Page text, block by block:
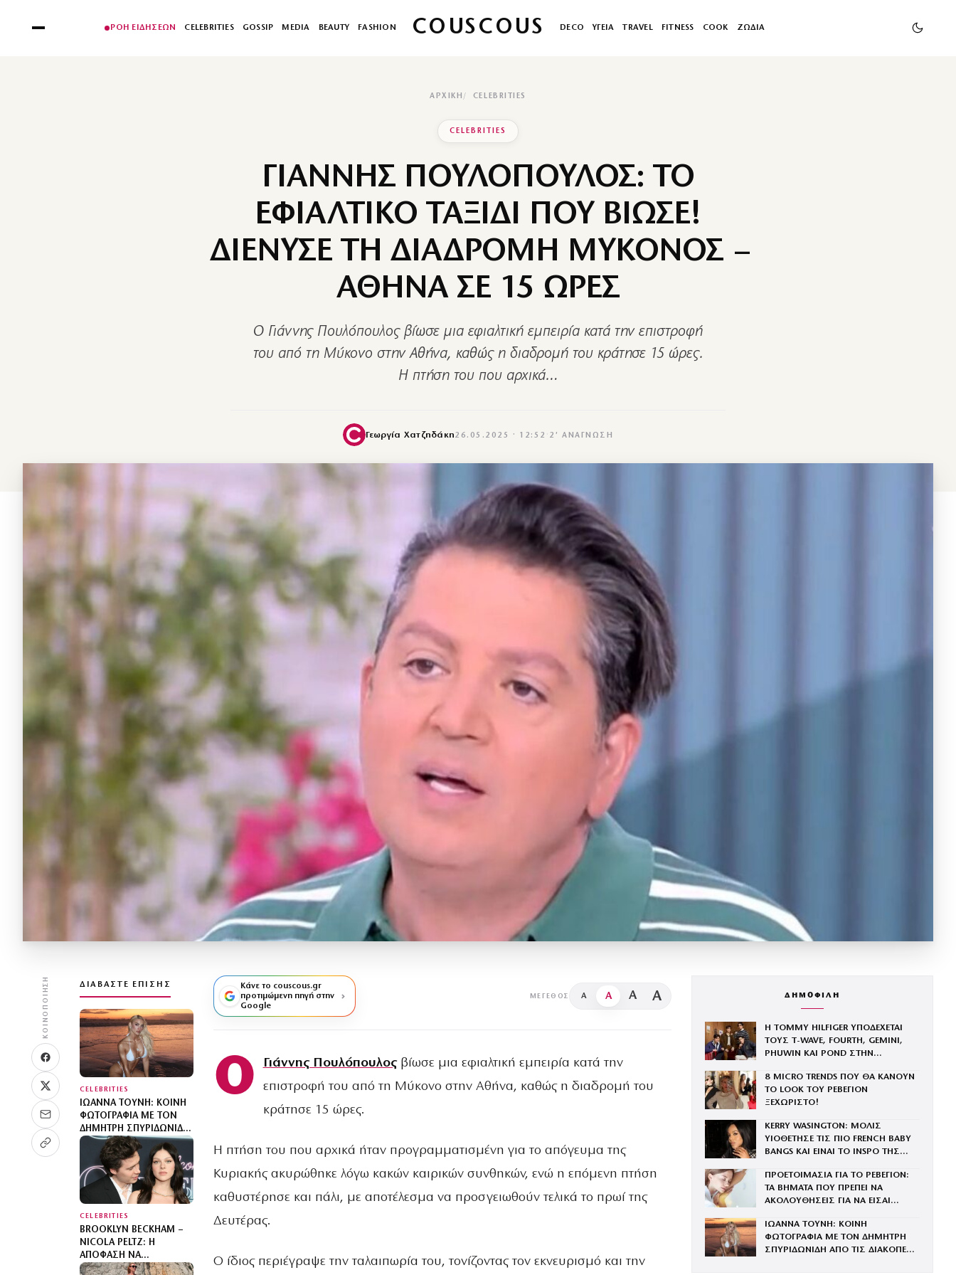
ΡΟΗ ΕΙΔΗΣΕΩΝ CELEBRITIES GOSSIP MEDIA BEAUTY FASHION COUSCOUS DECO ΥΓΕΙΑ TRAVEL FITNESS COOK ΖΩΔΙΑ
ΑΡΧΙΚΉ CELEBRITIES
CELEBRITIES
ΓΙΑΝΝΗΣ ΠΟΥΛΟΠΟΥΛΟΣ: ΤΟ
ΕΦΙΑΛΤΙΚΟ ΤΑΞΙΔΙ ΠΟΥ ΒΙΩΣΕ!
ΔΙΕΝΥΣΕ ΤΗ ΔΙΑΔΡΟΜΗ ΜΥΚΟΝΟΣ –
ΑΘΗΝΑ ΣΕ 15 ΩΡΕΣ
Ο Γιάννης Πουλόπουλος βίωσε μια εφιαλτική εμπειρία κατά την επιστροφή
του από τη Μύκονο στην Αθήνα, καθώς η διαδρομή του κράτησε 15 ώρες.
Η πτήση του που αρχικά…
Γεωργία Χατζηδάκη26.05.2025 · 12:52 · 2′ ΑΝΆΓΝΩΣΗ
ΚΟΙΝΟΠΟΊΗΣΗ ΔΙΑΒΆΣΤΕ ΕΠΊΣΗΣ
CELEBRITIES
ΙΩΆΝΝΑ ΤΟΎΝΗ: ΚΟΙΝΉ
ΦΩΤΟΓΡΑΦΊΑ ΜΕ ΤΟΝ
ΔΗΜΉΤΡΗ ΣΠΥΡΙΔΩΝΊΔΗ
ΑΠΌ ΤΙΣ ΔΙΑΚΟΠΈΣ ΤΟΥΣ
ΣΤΗΝ ΊΜΠΙΖΑ
CELEBRITIES
BROOKLYN BECKHAM –
NICOLA PELTZ: Η
ΑΠΌΦΑΣΗ ΝΑ
ΓΙΟΡΤΆΖΟΥΝ ΩΣ
Κάνε το couscous.gr
προτιμώμενη πηγή στην
Google
ΜΈΓΕΘΟΣ A A A A
Ο Γιάννης Πουλόπουλοςβίωσε μια εφιαλτική εμπειρία κατά την
επιστροφή του από τη Μύκονο στην Αθήνα, καθώς η διαδρομή του
κράτησε 15 ώρες.
Η πτήση του που αρχικά ήταν προγραμματισμένη για το απόγευμα της
Κυριακής ακυρώθηκε λόγω κακών καιρικών συνθηκών, ενώ η επόμενη πτήση
καθυστέρησε και πάλι, με αποτέλεσμα να προσγειωθούν τελικά το πρωί της
Δευτέρας.
Ο ίδιος περιέγραψε την ταλαιπωρία του, τονίζοντας τον εκνευρισμό και την
ΔΗΜΟΦΙΛΗ
Η TOMMY HILFIGER ΥΠΟΔΕΧΕΤΑΙ
ΤΟΥΣ Τ-WAVE, FOURTH, GEMINI,
PHUWIN ΚΑΙ POND ΣΤΗΝ
8 MICRO TRENDS ΠΟΥ ΘΑ ΚΑΝΟΥΝ
ΤΟ LOOK ΤΟΥ ΡΕΒΕΓΙΟΝ
ΞΕΧΩΡΙΣΤΟ!
KERRY WASINGTON: ΜΟΛΙΣ
ΥΙΟΘΕΤΗΣΕ ΤΙΣ ΠΙΟ FRENCH BABY
BANGS ΚΑΙ ΕΙΝΑΙ ΤΟ INSPO ΤΗΣ
ΠΡΟΕΤΟΙΜΑΣΙΑ ΓΙΑ ΤΟ ΡΕΒΕΓΙΟΝ:
ΤΑ ΒΗΜΑΤΑ ΠΟΥ ΠΡΕΠΕΙ ΝΑ
ΑΚΟΛΟΥΘΗΣΕΙΣ ΓΙΑ ΝΑ ΕΙΣΑΙ
ΒΡΑΔΙΑ ΤΟΥ ΧΡΟΝΟΥ
ΙΩΑΝΝΑ ΤΟΥΝΗ: ΚΟΙΝΗ
ΦΩΤΟΓΡΑΦΙΑ ΜΕ ΤΟΝ ΔΗΜΗΤΡΗ
ΣΠΥΡΙΔΩΝΙΔΗ ΑΠΟ ΤΙΣ ΔΙΑΚΟΠΕΣ